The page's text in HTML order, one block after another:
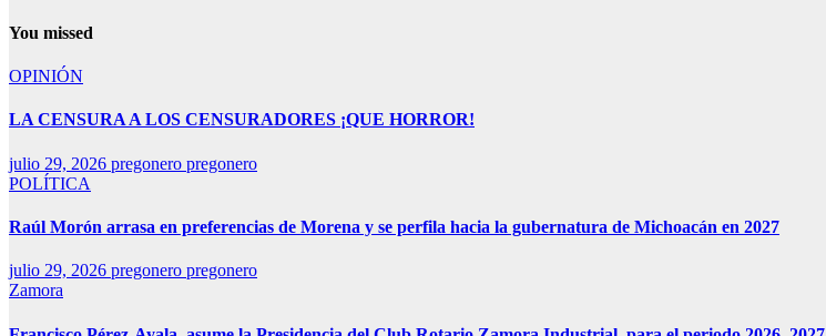
You missed
OPINIÓN
LA CENSURA A LOS CENSURADORES ¡QUE HORROR!
julio 29, 2026 pregonero pregonero
POLÍTICA
Raúl Morón arrasa en preferencias de Morena y se perfila hacia la gubernatura de Michoacán en 2027
julio 29, 2026 pregonero pregonero
Zamora